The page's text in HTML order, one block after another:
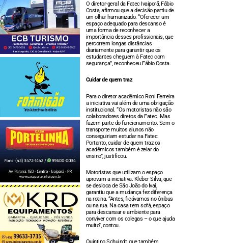
O diretor-geral da Fatec Ivaiporã, Fábio
Costa, afirmou que a decisão partiu de
um olhar humanizado. “Oferecer um
espaço adequado para descanso é
uma forma de reconhecer a
importância desses profissionais, que
percorrem longas distâncias
diariamente para garantir que os
estudantes cheguem à Fatec com
segurança”, reconheceu Fábio Costa.
Cuidar de quem traz
Para o diretor acadêmico Roni Ferreira
a iniciativa vai além de uma obrigação
institucional. “Os motoristas não são
colaboradores diretos da Fatec. Mas
fazem parte do funcionamento. Sem o
transporte muitos alunos não
conseguiriam estudar na Fatec.
Portanto, cuidar de quem traz os
acadêmicos também é zelar do
ensino”, justificou.
Motoristas que utilizam o espaço
aprovam a iniciativa. Kleber Silva, que
se desloca de São João do Ivaí,
garantiu que a mudança fez diferença
na rotina. “Antes, ficávamos no ônibus
ou na rua. Na casa tem sofá, espaço
para descansar e ambiente para
conviver com os colegas – o que ajuda
muito”, contou.